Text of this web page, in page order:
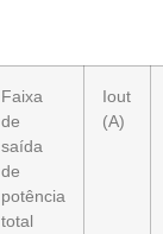
Faixa
de
saída
de
potência
total
Iout
(A)